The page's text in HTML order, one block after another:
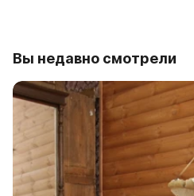
Вы недавно смотрели